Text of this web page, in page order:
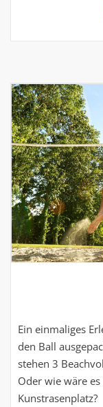
Ein einmaliges
den Ball
stehen 3
Oder wie wäre
Kunstrasenplatz?